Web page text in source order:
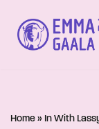
Siirry
suoraan
Home » In With